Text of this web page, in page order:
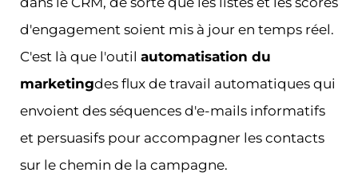
d'engagement soient mis à jour en temps réel.
C'est là que l'outil automatisation du
marketingdes flux de travail automatiques qui
envoient des séquences d'e-mails informatifs
et persuasifs pour accompagner les contacts
sur le chemin de la campagne.